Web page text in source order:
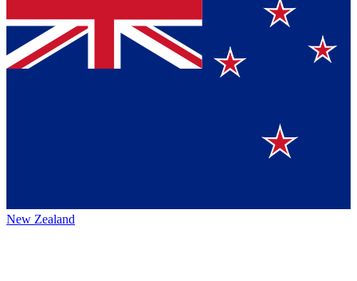
New Zealand